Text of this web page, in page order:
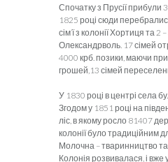
Спочатку з Прусії прибули
1825 році сюди
сім’ї з колонії Хортиця та 2 –
Олександрволь. 17 сімей
4000 крб. позики, маючи
грошей,13 сімей
У 1830 році в центрі села
Згодом у 1851 році на
ліс, в якому росло 81407
колонії було традиційним
Молочна – тваринництво
Колонія розвивалася, і вже